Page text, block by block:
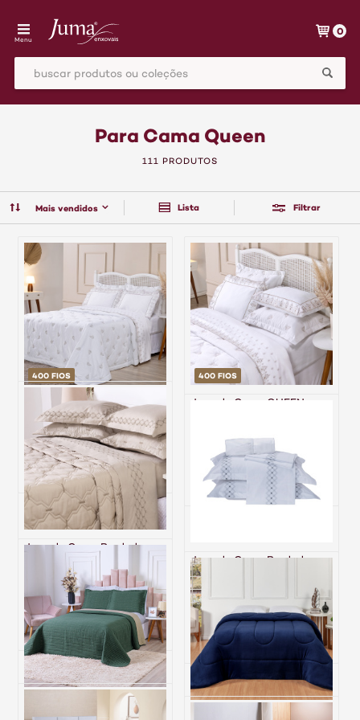
Menu
0
Para Cama Queen
Mais vendidos Lista Filtrar
111 PRODUTOS
400 FIOS
Cobre Leito 3 Peças QUEEN
Percal 400 Fios 100%
Algodão Imperial Branco
R$ 1.262,60
6x de R$ 210,43 sem juros
400 FIOS
Jogo de Cama QUEEN
Branco/Caqui
R$ 1.496,70
6x de R$ 249,45 sem juros
Jogo de Cama Bordado
QUEEN (4 Peças) Percal 230
Fios 100% Algodão
Supreme Bege
R$ 723,10
6x de R$ 120,52 sem juros
Jogo de Cama Bordado
QUEEN Percal 230 Fios
100% Algodão Pontual
Branco/Grafite
R$ 667,80
6x de R$ 111,30 sem juros
Cobre Leito QUEEN Dupla